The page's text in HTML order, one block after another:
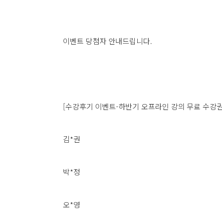
이벤트 당첨자 안내드립니다.
[수강후기 이벤트-하반기 오프라인 강의 무료 수강
김*권
박*정
오*영